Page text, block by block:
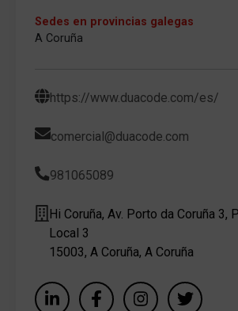
Sedes en provincias galegas
A Coruña
https://www.duacode.com/es/
comercial@duacode.com
981065089
Hi Coruña, Av. Porto da Coruña 3,
Local 3
15003, A Coruña, A Coruña